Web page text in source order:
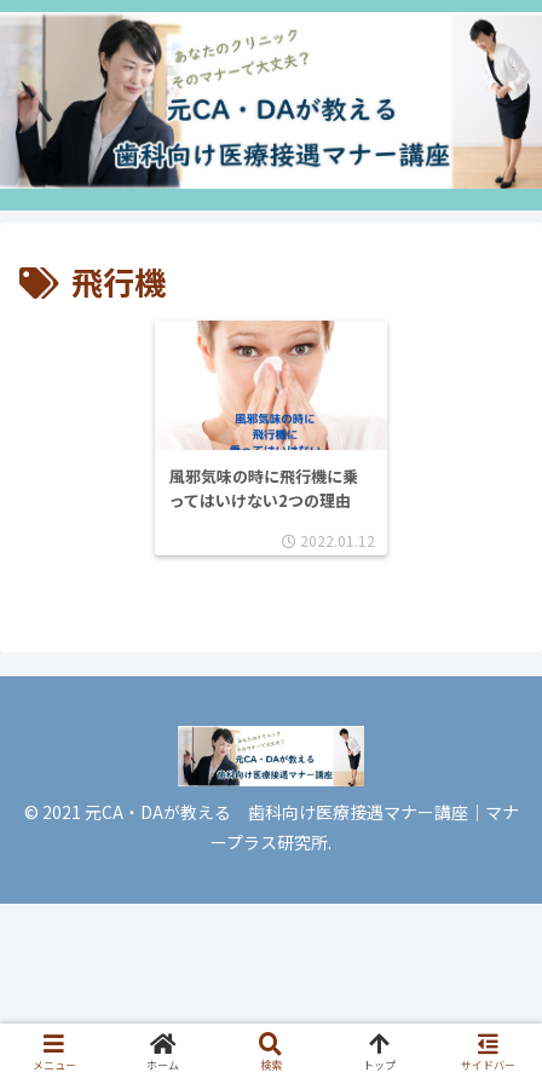
飛行機
風邪気味の時に飛行機に乗
ってはいけない2つの理由
2022.01.12
© 2021 元CA・DAが教える 歯科向け医療接遇マナー講座｜マナ
ープラス研究所.
メニュー ホーム 検索 トップ サイドバー